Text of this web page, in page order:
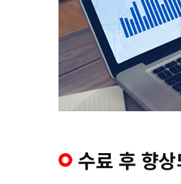
수료 후 향